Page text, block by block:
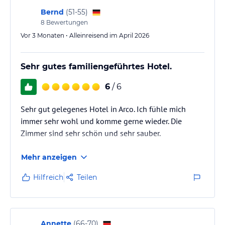
Hinweis: Verfasst von HolidayCheck mit Hilfe von KI. Alle
des jeweiligen Veranstalters.
Bernd (51-55)
8 Bewertungen
Vor 3 Monaten • Alleinreisend im April 2026
Sehr gutes familiengeführtes Hotel.
6 / 6
Sehr gut gelegenes Hotel in Arco. Ich fühle mich
immer sehr wohl und komme gerne wieder. Die
Zimmer sind sehr schön und sehr sauber.
Mehr anzeigen
Hilfreich Teilen